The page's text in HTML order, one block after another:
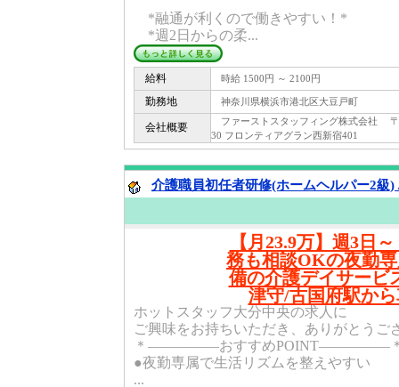
*融通が利くので働きやすい！*
*週2日からの柔...
給料 時給 1500円 ～ 2100円
勤務地 神奈川県横浜市港北区大豆戸町
会社概要
ファーストスタッフィング株式会社
30 フロンティアグラン西新宿401
介護職員初任者研修(ホームヘルパー2級)
【月23.9万】週3日
務も相談OKの夜勤
備の介護デイサービ
津守/古国府駅か
ホットスタッフ大分中央の求人に
ご興味をお持ちいただき、ありがとうご
＊―――――おすすめPOINT―――――
●夜勤専属で生活リズムを整えやすい
...